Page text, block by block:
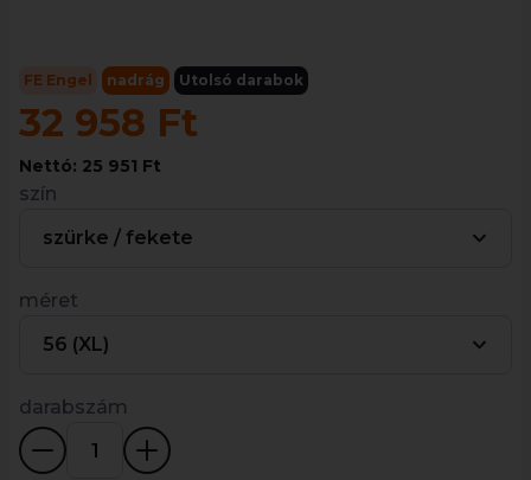
FE Engel nadrág Utolsó darabok
32 958 Ft
Nettó: 25 951 Ft
szín
szürke / fekete
méret
56 (XL)
darabszám